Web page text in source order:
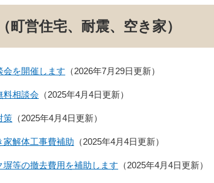
町営住宅、耐震、空き家）
会を開催します 2026年7月29日更新
料相談会 2025年4月4日更新
策 2025年4月4日更新
家解体工事費補助 2025年4月4日更新
塀等の撤去費用を補助します 2025年4月4日更新